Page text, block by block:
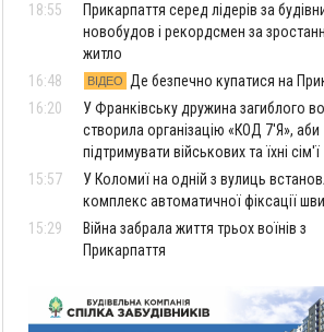
18:55
Прикарпаття серед лідерів за
новобудов і рекордсмен за
житло
16:48
ВІДЕО
Де безпечно купатися на
16:20
У Франківську дружина загиблого
створила організацію «КОД 7'Я», аби
підтримувати військових та їхні сім'ї
15:57
У Коломиї на одній з вулиць
комплекс автоматичної фіксації
15:29
Війна забрала життя трьох воїнів з
Прикарпаття
незаконного виключення
військовозобов’язаних з обліку